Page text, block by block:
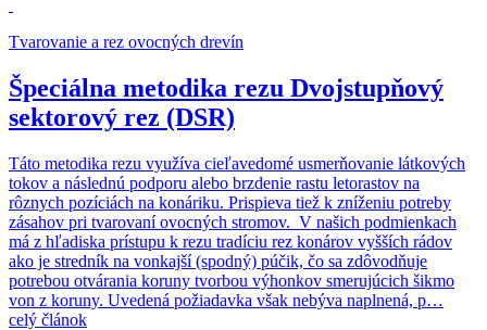
Tvarovanie a rez ovocných drevín
Špeciálna metodika rezu Dvojstupňový
sektorový rez (DSR)
Táto metodika rezu využíva cieľavedomé usmerňovanie látkových
tokov a následnú podporu alebo brzdenie rastu letorastov na
rôznych pozíciách na konáriku. Prispieva tiež k zníženiu potreby
zásahov pri tvarovaní ovocných stromov. V našich podmienkach
má z hľadiska prístupu k rezu tradíciu rez konárov vyšších rádov
ako je stredník na vonkajší (spodný) púčik, čo sa zdôvodňuje
potrebou otvárania koruny tvorbou výhonkov smerujúcich šikmo
von z koruny. Uvedená požiadavka však nebýva naplnená, p…
celý článok